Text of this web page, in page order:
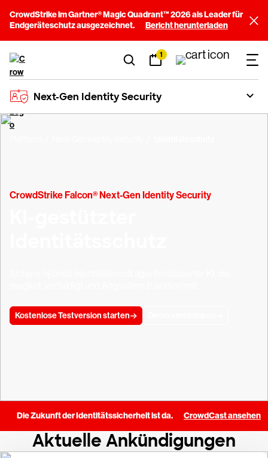
CrowdStrike im Gartner® Magic Quadrant™ 2026 als Leader für
Endgeräteschutz ausgezeichnet.
Bericht herunterladen
1
Next-Gen Identity Security
CrowdStrike Falcon® Next-Gen Identity Security
Kostenlose Testversion starten
Die Zukunft der Identitätssicherheit ist da. CrowdCast ansehen
Aktuelle Ankündigungen